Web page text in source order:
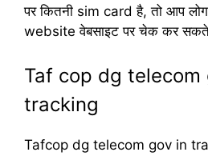
पर कितनी sim card है, तो आप
website वेबसाइट पर चेक कर
Taf cop dg telecom
tracking
Tafcop dg telecom gov in